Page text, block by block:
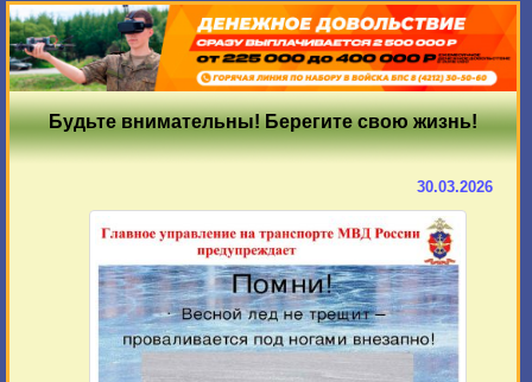
Будьте внимательны! Берегите свою жизнь!
30.03.2026